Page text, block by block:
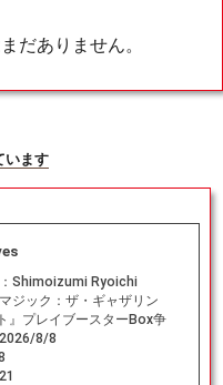
だありません。
います
Shimoizumi Ryoichi
マジック：ザ・ギャザリン
』プレイブースターBox争
8/8
21